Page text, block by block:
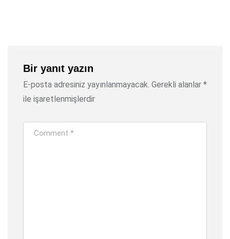
Bir yanıt yazın
E-posta adresiniz yayınlanmayacak. Gerekli alanlar *
ile işaretlenmişlerdir